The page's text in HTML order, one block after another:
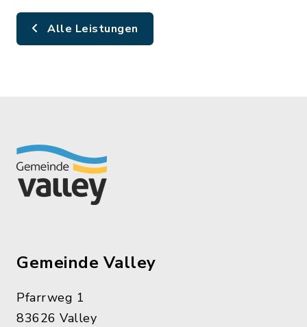
Alle Leistungen
Gemeinde Valley
Pfarrweg 1
83626 Valley